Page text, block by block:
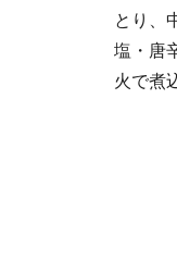
とり、
塩・唐
火で煮